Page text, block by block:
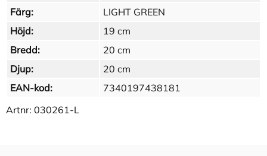
Färg:
LIGHT GREEN
Höjd:
19 cm
Bredd:
20 cm
Djup:
20 cm
EAN-kod:
7340197438181
Artnr: 030261-L